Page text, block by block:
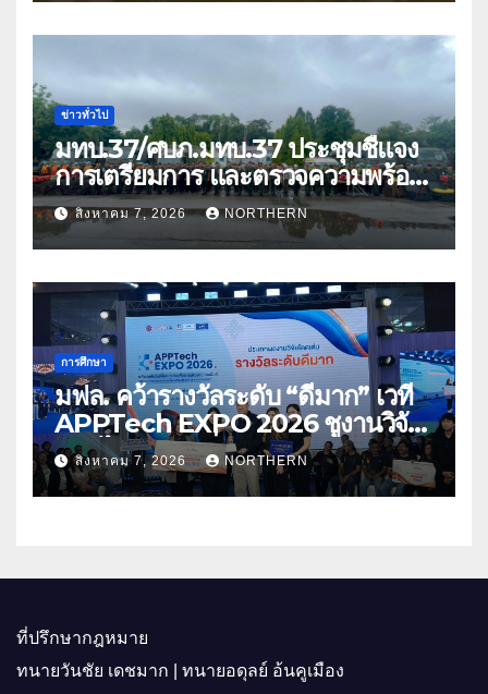
ข่าวทั่วไป
มทบ.37/ศบภ.มทบ.37 ประชุมชี้แจง
การเตรียมการ และตรวจความพร้อม
ด้านการบรรเทาสาธารณภัย
สิงหาคม 7, 2026 NORTHERN
การศึกษา
มฟล. คว้ารางวัลระดับ “ดีมาก” เวที
APPTech EXPO 2026 ชูงานวิจัย
สมุนไพร ขับเคลื่อนนวัตกรรมสู่เชิง
พาณิชย์
สิงหาคม 7, 2026 NORTHERN
ที่ปรึกษากฎหมาย
ทนายวันชัย เดชมาก | ทนายอดุลย์ อ้นคูเมือง